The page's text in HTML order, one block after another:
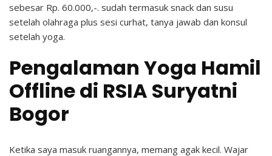
sebesar Rp. 60.000,-. sudah termasuk snack dan susu
setelah olahraga plus sesi curhat, tanya jawab dan konsul
setelah yoga.
Pengalaman Yoga Hamil
Offline di RSIA Suryatni
Bogor
Ketika saya masuk ruangannya, memang agak kecil. Wajar